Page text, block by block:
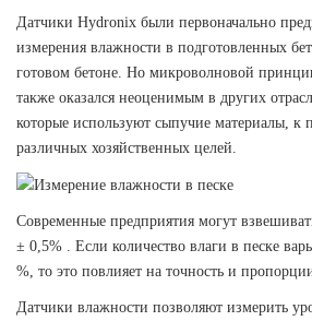
Датчики Hydronix были первоначально
измерения влажности в подготовленных
готовом бетоне. Но микроволновой
также оказался неоценимым в других
которые используют сыпучие материалы, к
различных хозяйственных целей.
Современные предприятия могут
± 0,5% . Если количество влаги в песке
%, то это повлияет на точность и
Датчики влажности позволяют измерить